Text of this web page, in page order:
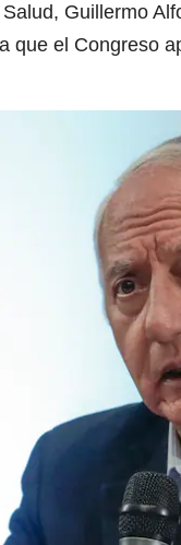
Guillermo
que el Congreso